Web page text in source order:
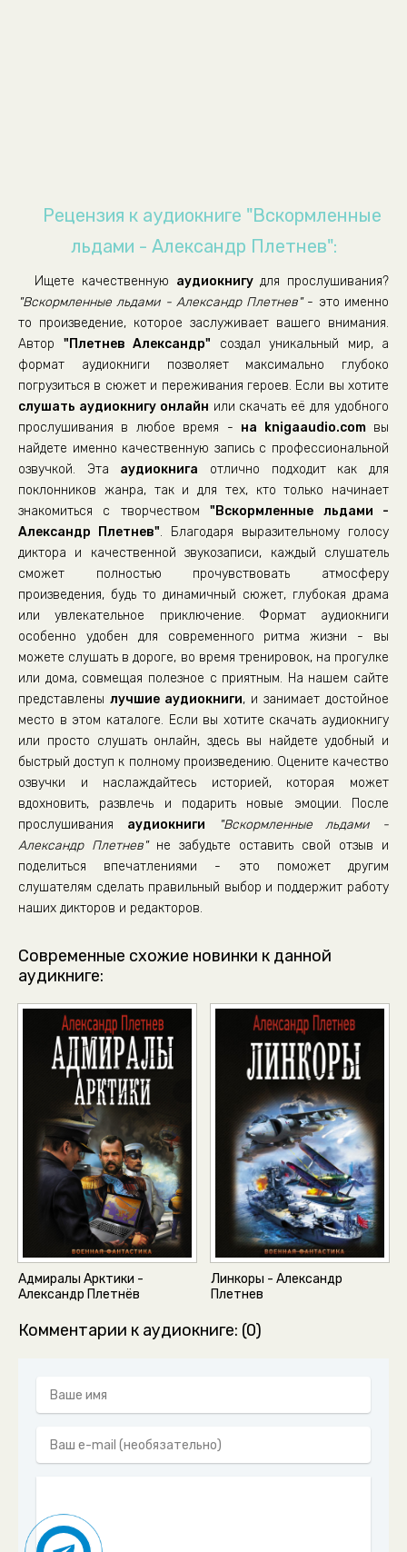
20
21
22
Рецензия к аудиокниге "Вскормленные
льдами - Александр Плетнев":
Ищете качественную аудиокнигудля прослушивания?
"Вскормленные льдами - Александр Плетнев"- это именно
то произведение, которое заслуживает вашего внимания.
Автор "Плетнев Александр" создал уникальный мир, а
формат аудиокниги позволяет максимально глубоко
погрузиться в сюжет и переживания героев. Если вы хотите
слушать аудиокнигу онлайн или скачать её для удобного
прослушивания в любое время - на knigaaudio.comвы
найдете именно качественную запись с профессиональной
озвучкой. Эта аудиокнига отлично подходит как для
поклонников жанра, так и для тех, кто только начинает
знакомиться с творчеством"Вскормленные льдами -
Александр Плетнев". Благодаря выразительному голосу
диктора и качественной звукозаписи, каждый слушатель
сможет полностью прочувствовать атмосферу
произведения, будь то динамичный сюжет, глубокая драма
или увлекательное приключение. Формат аудиокниги
особенно удобен для современного ритма жизни - вы
можете слушать в дороге, во время тренировок, на прогулке
или дома, совмещая полезное с приятным. На нашем сайте
представлены лучшие аудиокниги, и занимает достойное
место в этом каталоге. Если вы хотите скачать аудиокнигу
или просто слушать онлайн, здесь вы найдете удобный и
быстрый доступ к полному произведению. Оцените качество
озвучки и наслаждайтесь историей, которая может
вдохновить, развлечь и подарить новые эмоции. После
прослушивания аудиокниги
"Вскормленные льдами -
Александр Плетнев"не забудьте оставить свой отзыв и
поделиться впечатлениями - это поможет другим
слушателям сделать правильный выбор и поддержит работу
наших дикторов и редакторов.
Современные схожие новинки к данной
аудикниге:
Адмиралы Арктики -
Александр Плетнёв
Линкоры - Александр
Плетнев
Комментарии к аудиокниге: (0)